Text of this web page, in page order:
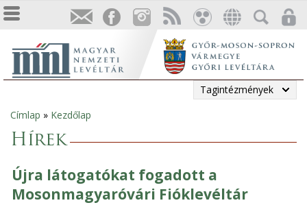
Tagintézmények
Jelenlegi
hely
Címlap » Kezdőlap
Hírek
Újra látogatókat fogadott a
Mosonmagyaróvári Fióklevéltár